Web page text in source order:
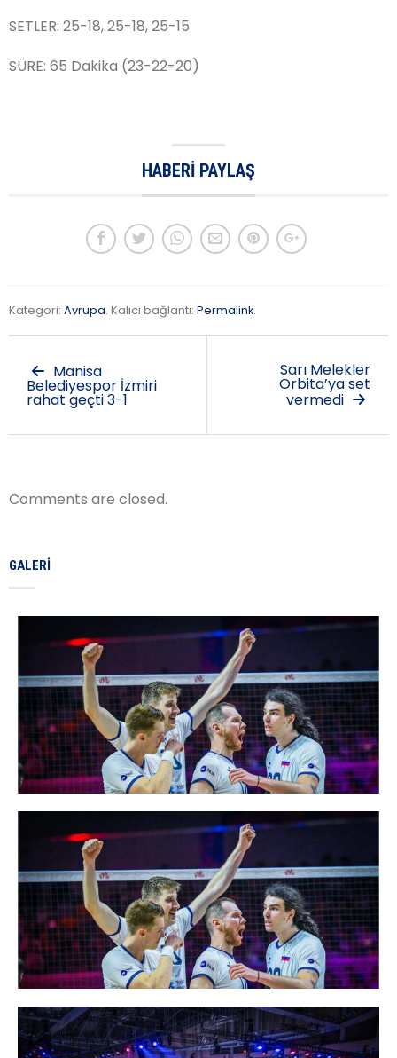
SETLER: 25-18, 25-18, 25-15
SÜRE: 65 Dakika (23-22-20)
HABERI PAYLAŞ
Kategori: Avrupa. Kalıcı bağlantı: Permalink.
Manisa
Belediyespor İzmiri
rahat geçti 3-1
Sarı Melekler
Orbita’ya set
vermedi
Comments are closed.
GALERI